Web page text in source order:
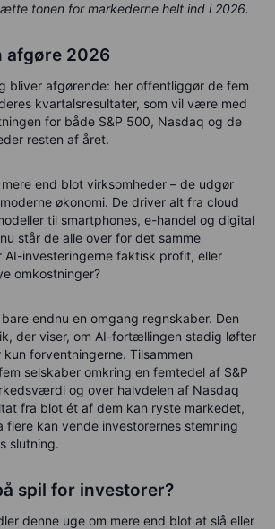
tonen for markederne helt ind i 2026.
afgøre 2026
bliver afgørende: her offentliggør de fem
kvartalsresultater, som vil være med
for både S&P 500, Nasdaq og de
resten af året.
end blot virksomheder – de udgør
økonomi. De driver alt fra cloud
til smartphones, e-handel og digital
står de alle over for det samme
AI-investeringerne faktisk profit, eller
omkostninger?
endnu en omgang regnskaber. Den
der viser, om AI-fortællingen stadig løfter
kun forventningerne. Tilsammen
selskaber omkring en femtedel af S&P
og over halvdelen af Nasdaq
fra blot ét af dem kan ryste markedet,
flere kan vende investorernes stemning
slutning.
spil for investorer?
denne uge om mere end blot at slå eller